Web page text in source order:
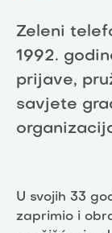
Zeleni
1992.
prijave,
savjete
U svojih 33
zaprimio i